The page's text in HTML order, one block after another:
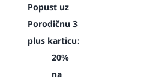
Popust uz
Porodičnu 3
plus karticu:
20%
na